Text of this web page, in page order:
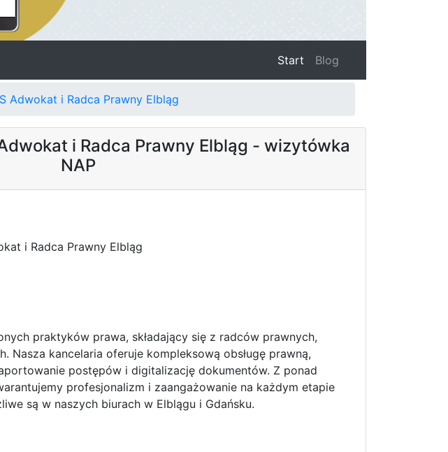
Start (current)
Blog
Adwokat i Radca Prawny Elbląg
i Radca Prawny Elbląg - wizytówka
NAP
i Radca Prawny Elbląg
praktyków prawa, składający się z radców prawnych,
kancelaria oferuje kompleksową obsługę prawną,
postępów i digitalizację dokumentów. Z ponad
profesjonalizm i zaangażowanie na każdym etapie
są w naszych biurach w Elblągu i Gdańsku.